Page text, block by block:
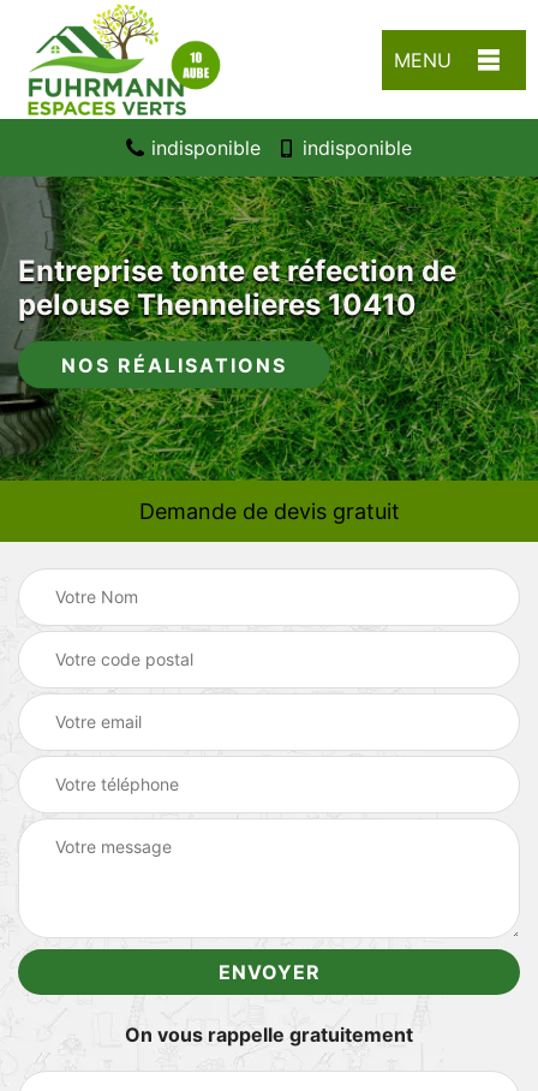
MENU
indisponible indisponible
Entreprise tonte et réfection de
pelouse Thennelieres 10410
NOS RÉALISATIONS
Demande de devis gratuit
On vous rappelle gratuitement